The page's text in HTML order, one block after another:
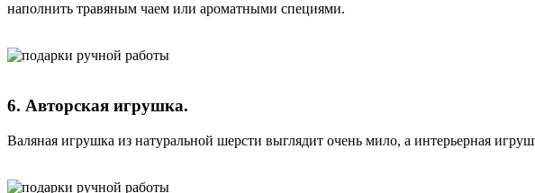
наполнить травяным чаем или ароматными специями.
6. Авторская игрушка.
Валяная игрушка из натуральной шерсти выглядит очень мило, а интерьерная